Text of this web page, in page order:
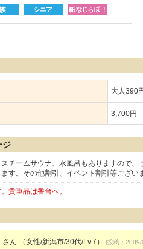
大人390
3,700円
ジ
チームサウナ、水風呂もありますので
す。その他割引、イベント割引等ござい
貴重品は番台へ。
さん （女性/新潟市/30代/Lv.7） (投稿：